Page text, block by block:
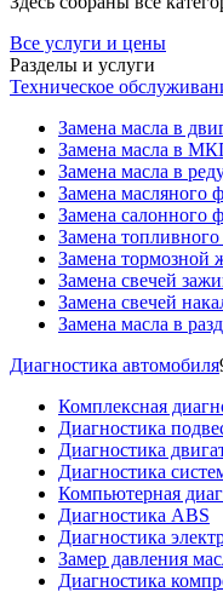
Все услуги и цены
Разделы и услуги
Техническое
Замена масла в
Замена масла в
Замена масла в
Замена масляного
Замена салонного
Замена топливного
Замена тормозной
Замена свечей
Замена свечей
Замена масла в
Диагностика автомобиля
Комплексная
Диагностика
Диагностика
Диагностика
Компьютерная
Диагностика ABS
Диагностика
Замер давления
Диагностика